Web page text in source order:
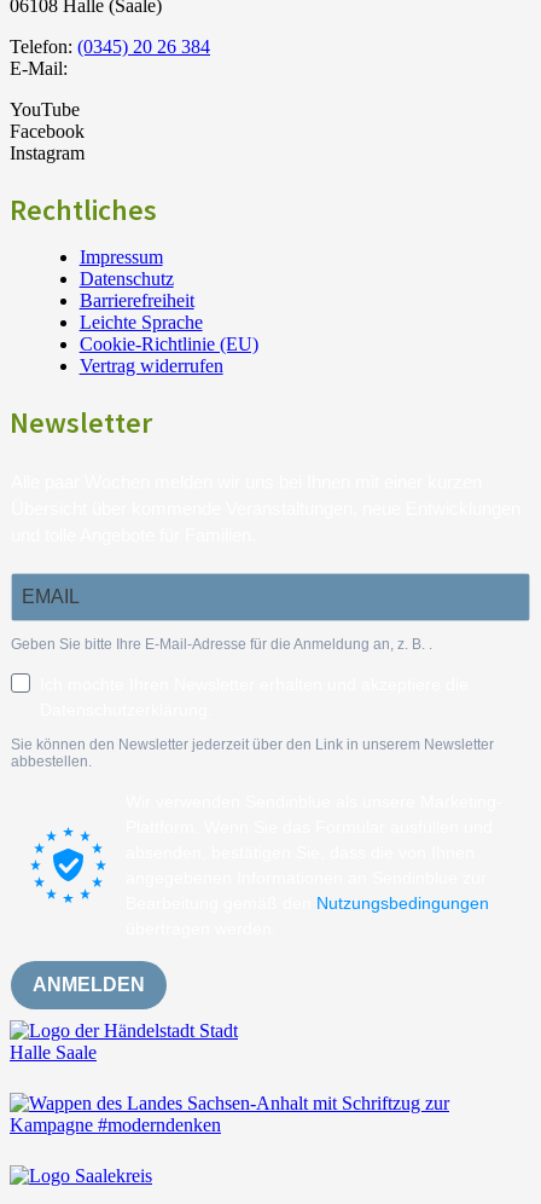
06108 Halle (Saale)
Telefon: (0345) 20 26 384
E-Mail:
YouTube
Facebook
Instagram
Rechtliches
Impressum
Datenschutz
Barrierefreiheit
Leichte Sprache
Cookie-Richtlinie (EU)
Vertrag widerrufen
Newsletter
Geben Sie bitte Ihre E-Mail-Adresse für die Anmeldung an, z. B.
Sie können den Newsletter jederzeit über den Link in unserem Newsletter
abbestellen.
Nutzungsbedingungen
ANMELDEN